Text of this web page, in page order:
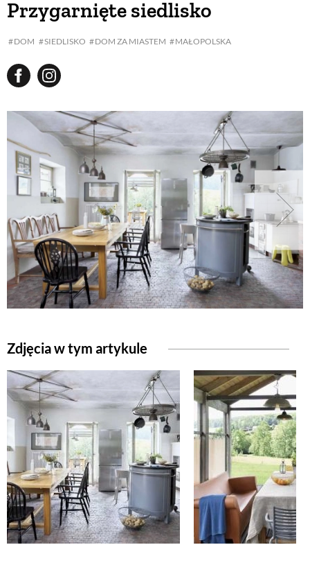
Przygarnięte siedlisko
DOM SIEDLISKO DOM ZA MIASTEM MAŁOPOLSKA
Zdjęcia w tym artykule
BUDUJEMY DOM
WARZYWA I OWOCE
ROŚLINY OGRODOWE
PORADY
ZIELEŃ W DOMU
PROJEKTOWANIE OGRODU
NATURALNIE
URODA
NATURALNA APTECZKA
DLA DOMU
EKO ŻYCIE